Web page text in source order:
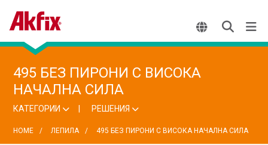
495 БЕЗ ПИРОНИ С ВИСОКА
НАЧАЛНА СИЛА
КАТЕГОРИИ РЕШЕНИЯ
HOME ЛЕПИЛА 495 БЕЗ ПИРОНИ С ВИСОКА НАЧАЛНА СИЛА